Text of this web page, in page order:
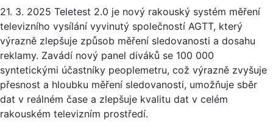
21. 3. 2025 Teletest 2.0 je nový rakouský systém měření
televizního vysílání vyvinutý společností AGTT, který
výrazně zlepšuje způsob měření sledovanosti a dosahu
reklamy. Zavádí nový panel diváků se 100 000
syntetickými účastníky peoplemetru, což výrazně zvyšuje
přesnost a hloubku měření sledovanosti, umožňuje sběr
dat v reálném čase a zlepšuje kvalitu dat v celém
rakouském televizním prostředí.